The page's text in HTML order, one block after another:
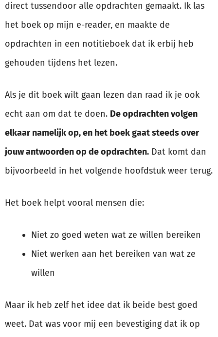
direct tussendoor alle opdrachten gemaakt. Ik las
het boek op mijn e-reader, en maakte de
opdrachten in een notitieboek dat ik erbij heb
gehouden tijdens het lezen.
Als je dit boek wilt gaan lezen dan raad ik je ook
echt aan om dat te doen. De opdrachten volgen
elkaar namelijk op, en het boek gaat steeds over
jouw antwoorden op de opdrachten. Dat komt dan
bijvoorbeeld in het volgende hoofdstuk weer terug.
Het boek helpt vooral mensen die:
Niet zo goed weten wat ze willen bereiken
Niet werken aan het bereiken van wat ze
willen
Maar ik heb zelf het idee dat ik beide best goed
weet. Dat was voor mij een bevestiging dat ik op